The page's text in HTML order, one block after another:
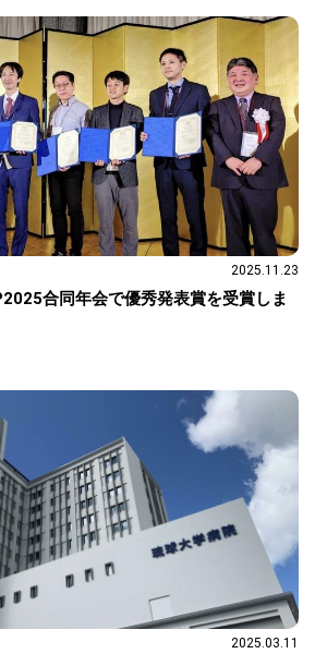
2025.11.23
合同年会で優秀発表賞を受賞しま
2025.03.11